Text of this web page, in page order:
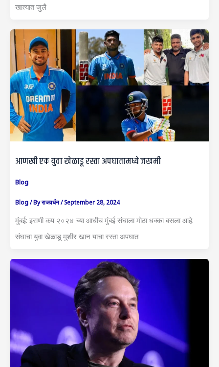
खात्यात जुलै
आणखी एक युवा खेळाडू रस्ता अपघातामध्ये जखमी
Blog
Blog/ Byराजवर्धन/September 28, 2024
मुंबई: इराणी कप २०२४ च्या आधीच मुंबई संघाला मोठा धक्का बसला आहे.
संघाचा युवा खेळाडू मुशीर खान याचा रस्ता अपघात